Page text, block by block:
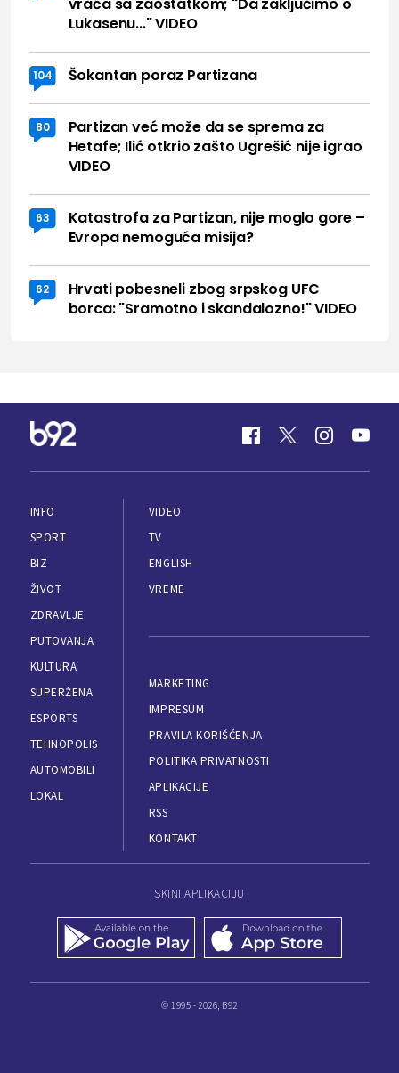
Lukasenu..." VIDEO
104 Šokantan poraz Partizana
80
Partizan već može da se sprema za
Hetafe; Ilić otkrio zašto Ugrešić nije igrao
VIDEO
63
Katastrofa za Partizan, nije moglo gore –
Evropa nemoguća misija?
62
Hrvati pobesneli zbog srpskog UFC
borca: "Sramotno i skandalozno!" VIDEO
INFO
SPORT
BIZ
ŽIVOT
ZDRAVLJE
PUTOVANJA
KULTURA
SUPERŽENA
ESPORTS
TEHNOPOLIS
AUTOMOBILI
LOKAL
VIDEO
TV
ENGLISH
VREME
MARKETING
IMPRESUM
PRAVILA KORIŠĆENJA
POLITIKA PRIVATNOSTI
APLIKACIJE
RSS
KONTAKT
SKINI APLIKACIJU
© 1995 - 2026, B92